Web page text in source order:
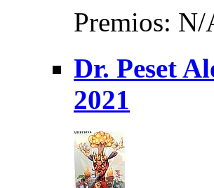
Premios: N/
Dr. Peset
2021